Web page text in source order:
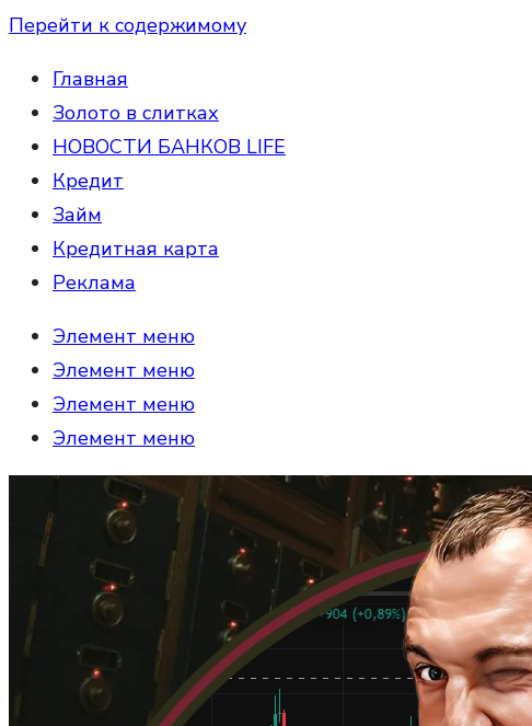
Перейти к содержимому
Главная
Золото в слитках
НОВОСТИ БАНКОВ LIFE
Кредит
Займ
Кредитная карта
Реклама
Элемент меню
Элемент меню
Элемент меню
Элемент меню